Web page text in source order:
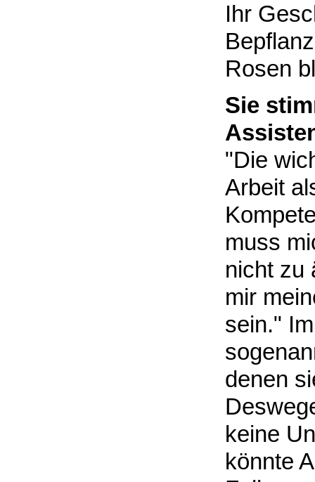
Ihr
Rosen
Sie
"Die
Arbeit
muss
nicht zu
mir
sein."
denen
keine
könnte